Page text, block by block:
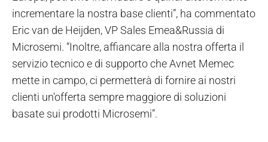
incrementare la nostra base clienti”, ha commentato
Eric van de Heijden, VP Sales Emea&Russia di
Microsemi. “Inoltre, affiancare alla nostra offerta il
servizio tecnico e di supporto che Avnet Memec
mette in campo, ci permetterà di fornire ai nostri
clienti un'offerta sempre maggiore di soluzioni
basate sui prodotti Microsemi”.